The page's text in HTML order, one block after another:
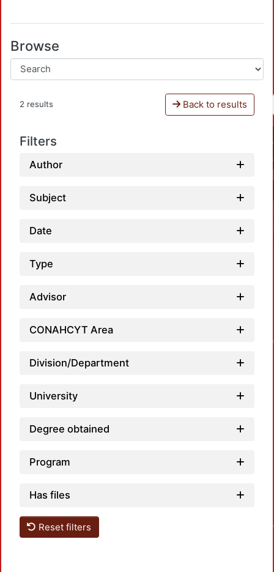
Browse
2 results Back to results
Filters
Author
Subject
Date
Type
Advisor
CONAHCYT Area
Division/Department
University
Degree obtained
Program
Has files
Reset filters